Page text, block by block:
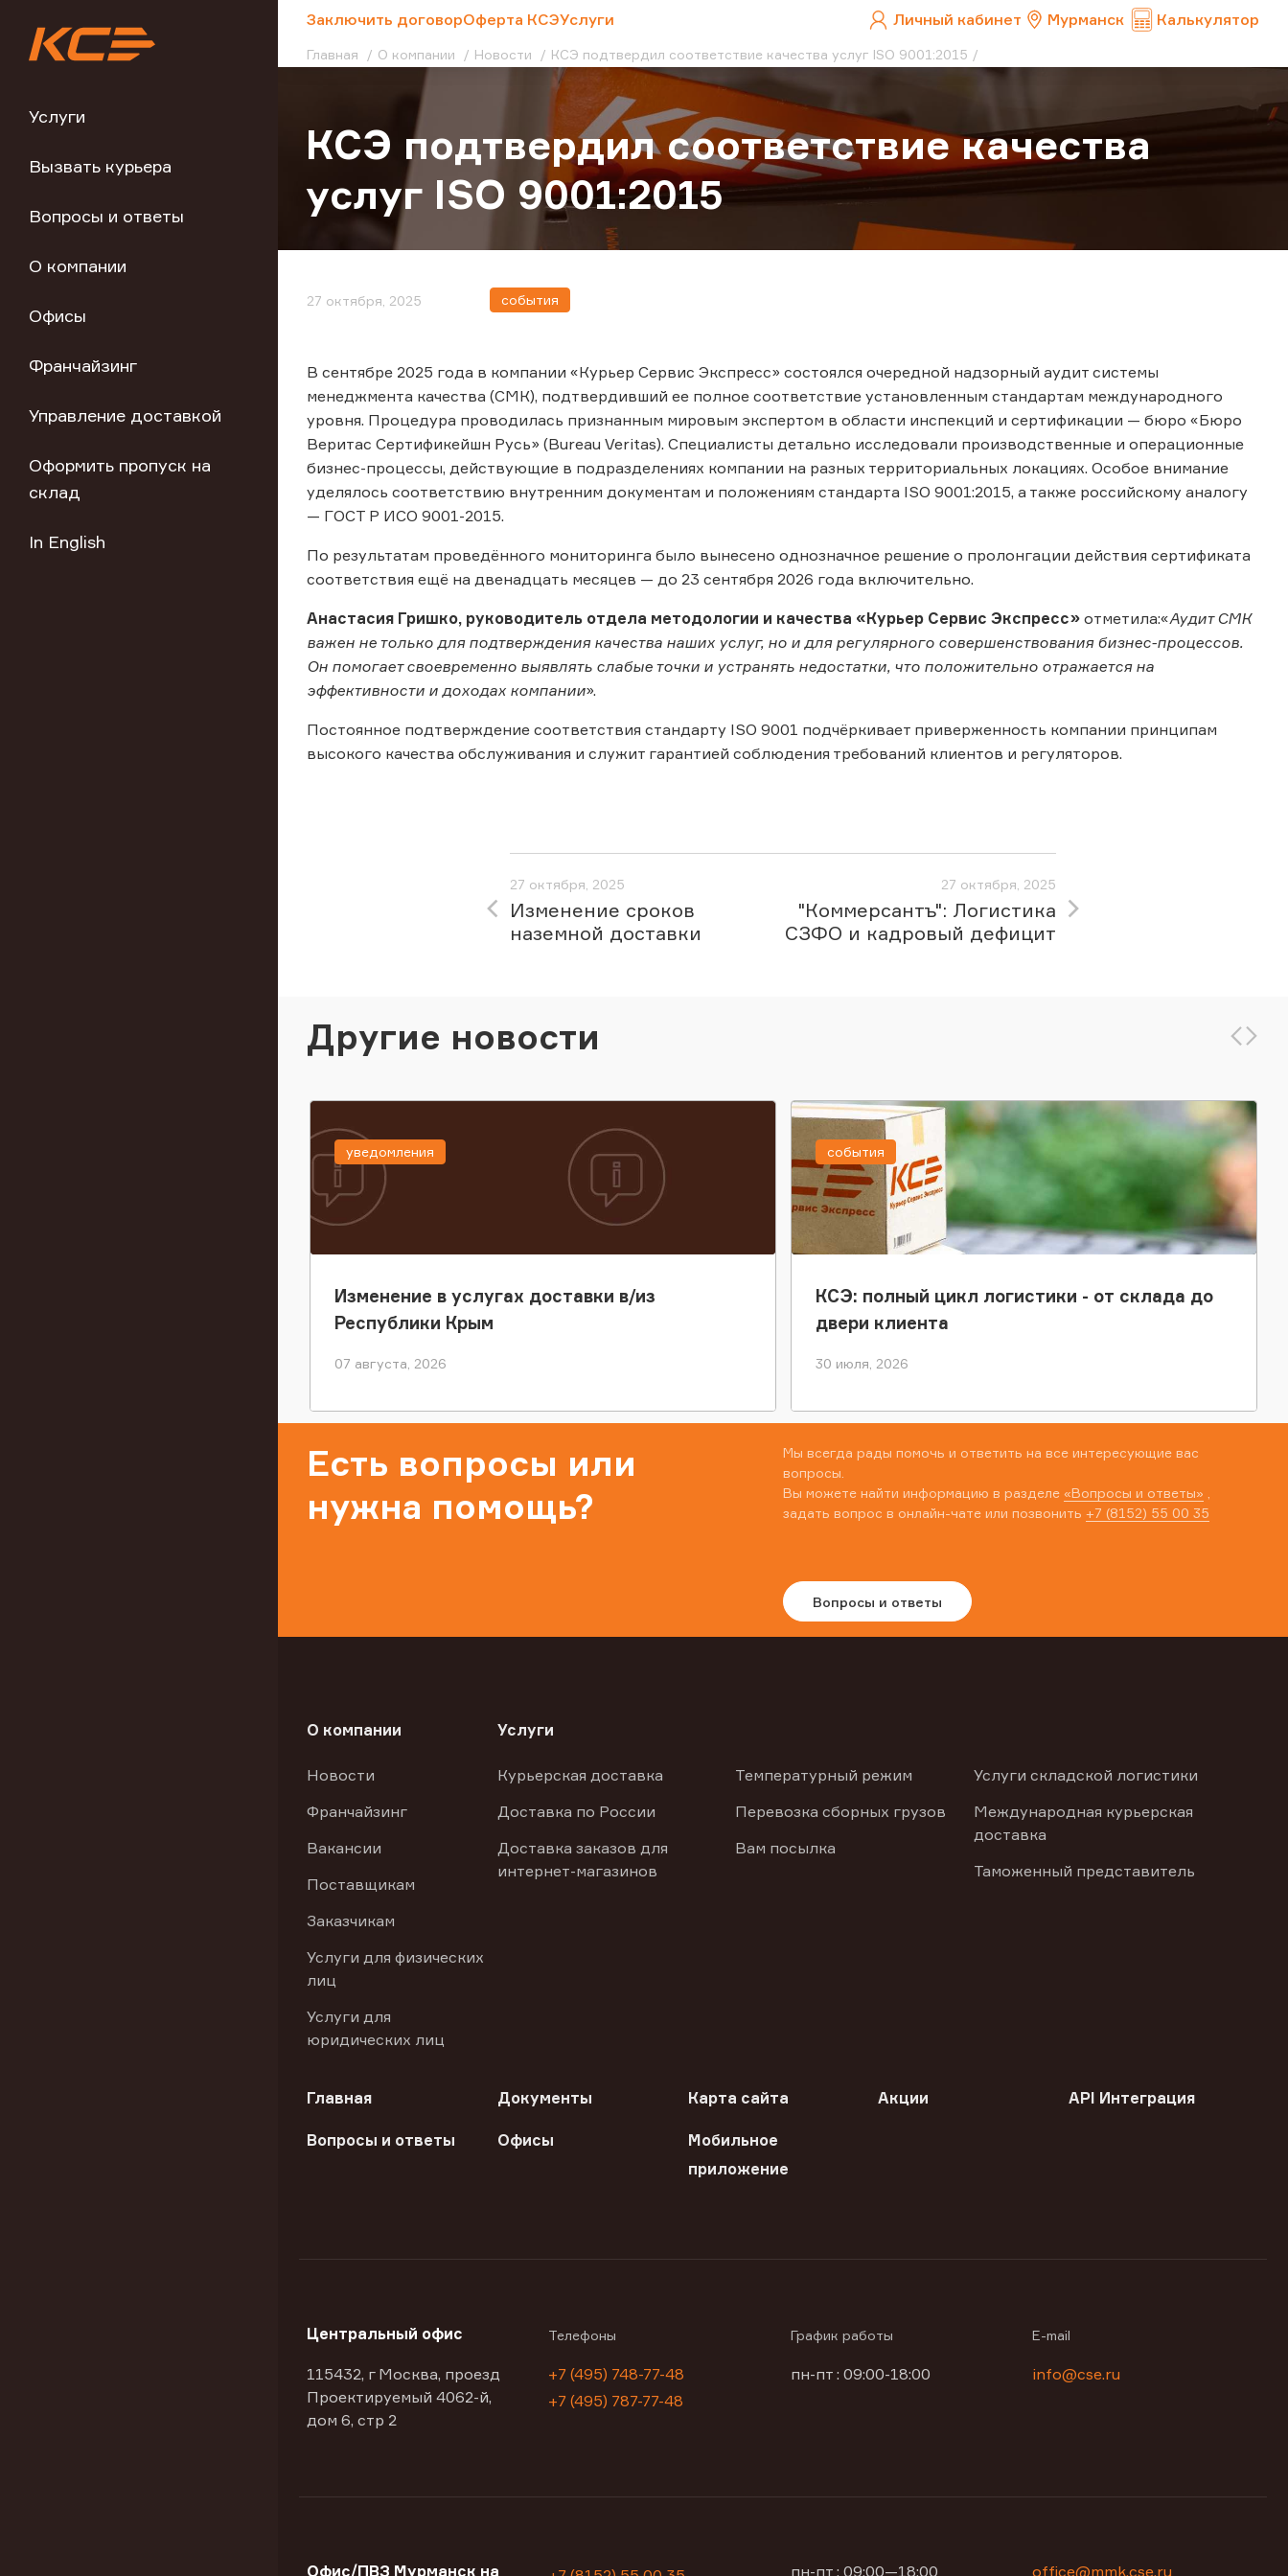
Услуги
Вызвать курьера
Вопросы и ответы
О компании
Офисы
Франчайзинг
Управление доставкой
Оформить пропуск на
склад
In English
Заключить договорОферта КСЭУслуги Личный кабинет Мурманск Калькулятор
Главная О компании Новости КСЭ подтвердил соответствие качества услуг ISO 9001:2015
КСЭ подтвердил соответствие качества
услуг ISO 9001:2015
27 октября, 2025 события
В сентябре 2025 года в компании «Курьер Сервис Экспресс» состоялся очередной надзорный аудит системы
менеджмента качества (СМК), подтвердивший ее полное соответствие установленным стандартам международного
уровня. Процедура проводилась признанным мировым экспертом в области инспекций и сертификации — бюро «Бюро
Веритас Сертификейшн Русь» (Bureau Veritas). Специалисты детально исследовали производственные и операционные
бизнес-процессы, действующие в подразделениях компании на разных территориальных локациях. Особое внимание
уделялось соответствию внутренним документам и положениям стандарта ISO 9001:2015, а также российскому аналогу
— ГОСТ Р ИСО 9001-2015.
По результатам проведённого мониторинга было вынесено однозначное решение о пролонгации действия сертификата
соответствия ещё на двенадцать месяцев — до 23 сентября 2026 года включительно.
Анастасия Гришко, руководитель отдела методологии и качества «Курьер Сервис Экспресс» отметила:«Аудит СМК
важен не только для подтверждения качества наших услуг, но и для регулярного совершенствования бизнес-процессов.
Он помогает своевременно выявлять слабые точки и устранять недостатки, что положительно отражается на
эффективности и доходах компании».
Постоянное подтверждение соответствия стандарту ISO 9001 подчёркивает приверженность компании принципам
высокого качества обслуживания и служит гарантией соблюдения требований клиентов и регуляторов.
27 октября, 2025
Изменение сроков
наземной доставки
27 октября, 2025
"Коммерсантъ": Логистика
СЗФО и кадровый дефицит
Другие новости
Изменение в услугах доставки в/из
Республики Крым
07 августа, 2026
уведомления
КСЭ: полный цикл логистики - от склада до
двери клиента
30 июля, 2026
события
Есть вопросы или
нужна помощь?
Мы всегда рады помочь и ответить на все интересующие вас
вопросы.
Вы можете найти информацию в разделе «Вопросы и ответы»
задать вопрос в онлайн-чате или позвонить +7 (8152) 55 00 35
Вопросы и ответы
О компании
Новости
Франчайзинг
Вакансии
Поставщикам
Заказчикам
Услуги для физических
лиц
Услуги для
юридических лиц
Услуги
Курьерская доставка
Доставка по России
Доставка заказов для
интернет-магазинов
Температурный режим
Перевозка сборных грузов
Вам посылка
Услуги складской логистики
Международная курьерская
доставка
Таможенный представитель
Главная Документы Карта сайта Акции API Интеграция
Вопросы и ответы Офисы
Мобильное
приложение
Центральный офис
115432, г Москва, проезд
Проектируемый 4062-й,
дом 6, стр 2
Телефоны
+7 (495) 748-77-48
+7 (495) 787-77-48
График работы
пн-пт : 09:00-18:00
E-mail
info@cse.ru
Офис/ПВЗ Мурманск на пн-пт : 09:00—18:00 office@mmk.cse.ru